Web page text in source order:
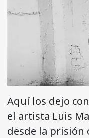
Aquí los dejo
el artista Luis
desde la prisión